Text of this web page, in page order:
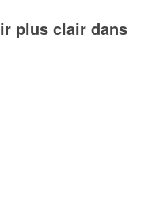
plus clair dans